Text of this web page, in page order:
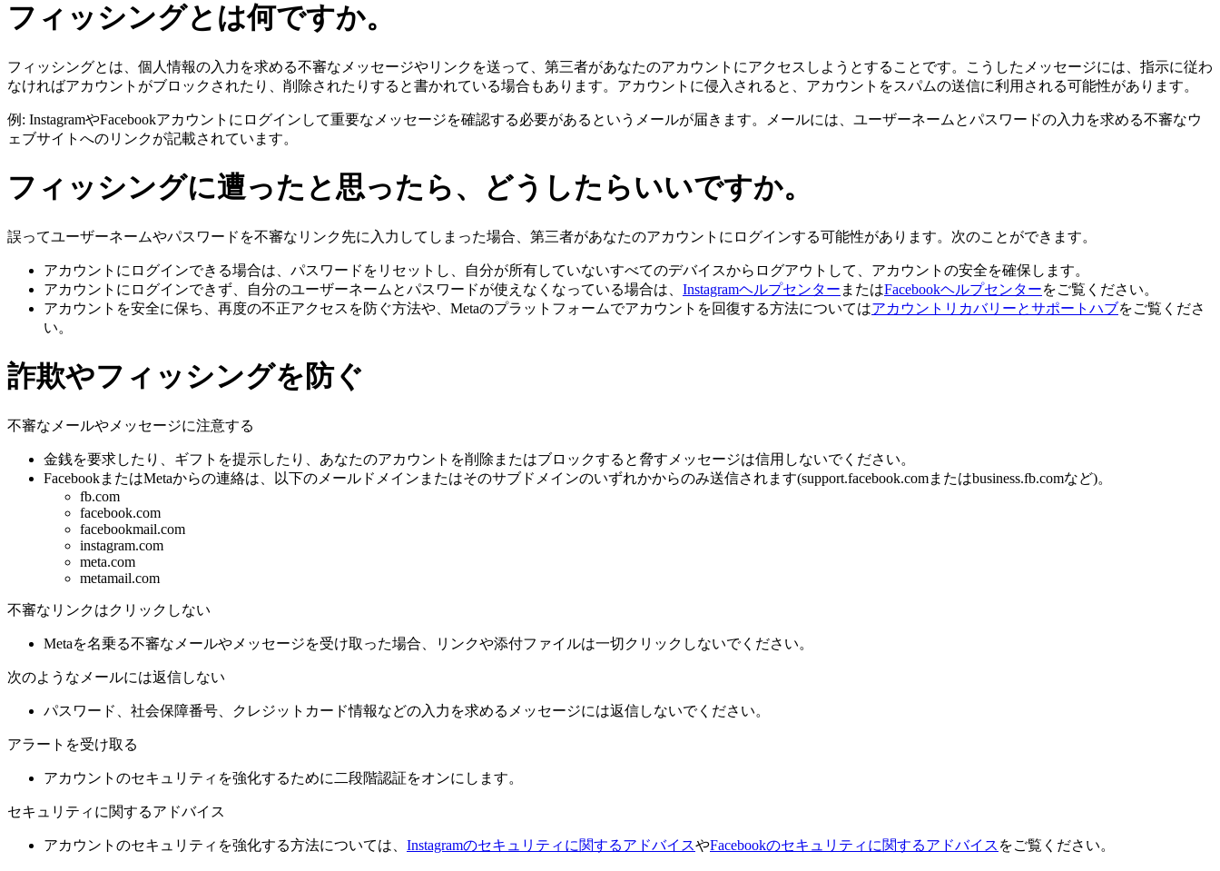
フィッシングとは何ですか。
フィッシングとは、個人情報の入力を求める不審なメッセージやリンクを送って、第三者があなたのアカウントにアクセスしようとすることです。こうしたメッセージには、指示に従わ
なければアカウントがブロックされたり、削除されたりすると書かれている場合もあります。アカウントに侵入されると、アカウントをスパムの送信に利用される可能性があります。
例: InstagramやFacebookアカウントにログインして重要なメッセージを確認する必要があるというメールが届きます。メールには、ユーザーネームとパスワードの入力を求める不審なウ
ェブサイトへのリンクが記載されています。
フィッシングに遭ったと思ったら、どうしたらいいですか。
誤ってユーザーネームやパスワードを不審なリンク先に入力してしまった場合、第三者があなたのアカウントにログインする可能性があります。次のことができます。
アカウントにログインできる場合は、パスワードをリセットし、自分が所有していないすべてのデバイスからログアウトして、アカウントの安全を確保します。
アカウントにログインできず、自分のユーザーネームとパスワードが使えなくなっている場合は、 Instagramヘルプセンター またはFacebookヘルプセンターをご覧ください。
アカウントを安全に保ち、再度の不正アクセスを防ぐ方法や、Metaのプラットフォームでアカウントを回復する方法についてはアカウントリカバリーとサポートハブをご覧くださ
い。
詐欺やフィッシングを防ぐ
不審なメールやメッセージに注意する
金銭を要求したり、ギフトを提示したり、あなたのアカウントを削除またはブロックすると脅すメッセージは信用しないでください。
FacebookまたはMetaからの連絡は、以下のメールドメインまたはそのサブドメインのいずれかからのみ送信されます(support.facebook.comまたはbusiness.fb.comなど)。
fb.com
facebook.com
facebookmail.com
instagram.com
meta.com
metamail.com
不審なリンクはクリックしない
Metaを名乗る不審なメールやメッセージを受け取った場合、リンクや添付ファイルは一切クリックしないでください。
次のようなメールには返信しない
パスワード、社会保障番号、クレジットカード情報などの入力を求めるメッセージには返信しないでください。
アラートを受け取る
アカウントのセキュリティを強化するために二段階認証をオンにします。
セキュリティに関するアドバイス
アカウントのセキュリティを強化する方法については、 Instagramのセキュリティに関するアドバイスやFacebookのセキュリティに関するアドバイス をご覧ください。